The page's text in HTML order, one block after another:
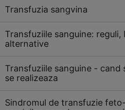
Transfuzia sangvina
Transfuziile sanguine:
alternative
Transfuziile sanguine - cand
se realizeaza
Sindromul de transfuzie